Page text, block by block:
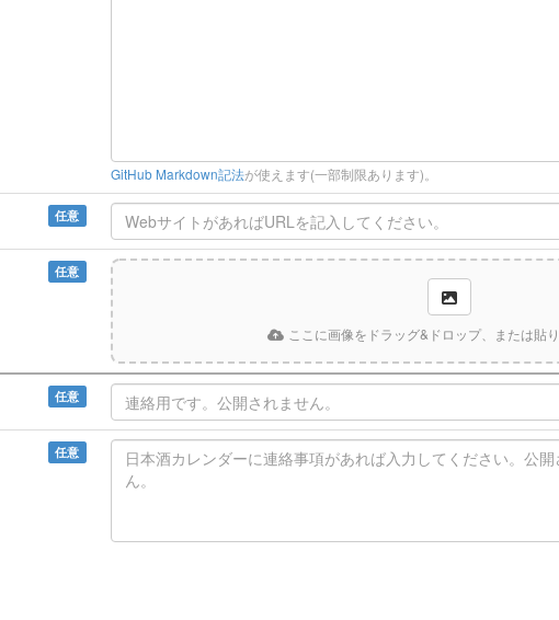
GitHub Markdown記法が使えます(一部制限あります)。
任意
任意
ここに画像をドラッグ&ドロップ、または貼
任意
任意